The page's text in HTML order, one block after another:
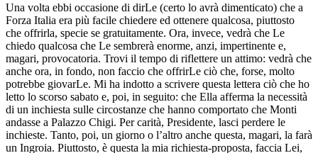
Una volta ebbi occasione di dirLe (certo lo avrà dimenticato) che a
Forza Italia era più facile chiedere ed ottenere qualcosa, piuttosto
che offrirla, specie se gratuitamente. Ora, invece, vedrà che Le
chiedo qualcosa che Le sembrerà enorme, anzi, impertinente e,
magari, provocatoria. Trovi il tempo di riflettere un attimo: vedrà che
anche ora, in fondo, non faccio che offrirLe ciò che, forse, molto
potrebbe giovarLe. Mi ha indotto a scrivere questa lettera ciò che ho
letto lo scorso sabato e, poi, in seguito: che Ella afferma la necessità
di un inchiesta sulle circostanze che hanno comportato che Monti
andasse a Palazzo Chigi. Per carità, Presidente, lasci perdere le
inchieste. Tanto, poi, un giorno o l’altro anche questa, magari, la farà
un Ingroia. Piuttosto, è questa la mia richiesta-proposta, faccia Lei,